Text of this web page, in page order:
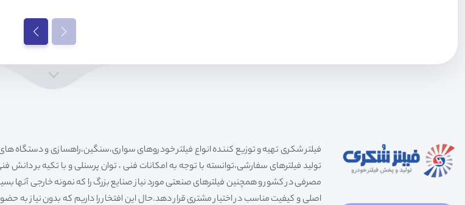
تولید فیلترهای سفارشی،توانسته با توجه به امکانات فنی ، توان پرسنلی و با تکیه بر دانش
مصرفی در کشور و همچنین فیلترهای صنعتی مورد نیاز صنایع بزرگ را که نمونه خارجی آنها
اصلی و کیفیت مناسب در اختیار مشتری قرار دهد.حال این افتخار را داریم که بدون نیاز به